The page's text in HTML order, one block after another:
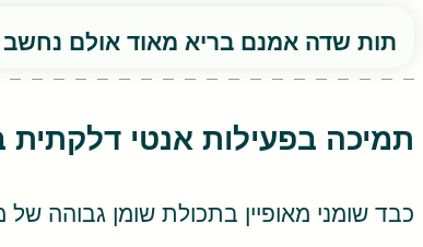
תות שדה אמנם בריא מאוד אולם נחשב
תמיכה בפעילות אנטי דלקתית
כבד שומני מאופיין בתכולת שומן גבוהה של מעל כ-10%. זהו מצב בריאותי אשר ניתן לריפוי מלא בטיפול טבעי בשלביו הראשונים. אחת הסכנות בכבד שומני היא התפתחות